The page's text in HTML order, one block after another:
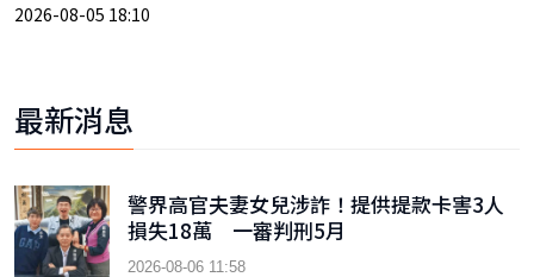
2026-08-05 18:10
最新消息
警界高官夫妻女兒涉詐！提供提款卡害3人
損失18萬 一審判刑5月
2026-08-06 11:58